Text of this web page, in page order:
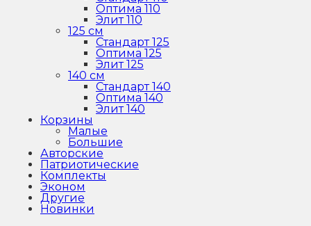
Оптима 110
Элит 110
125 см
Стандарт 125
Оптима 125
Элит 125
140 см
Стандарт 140
Оптима 140
Элит 140
Корзины
Малые
Большие
Авторские
Патриотические
Комплекты
Эконом
Другие
Новинки